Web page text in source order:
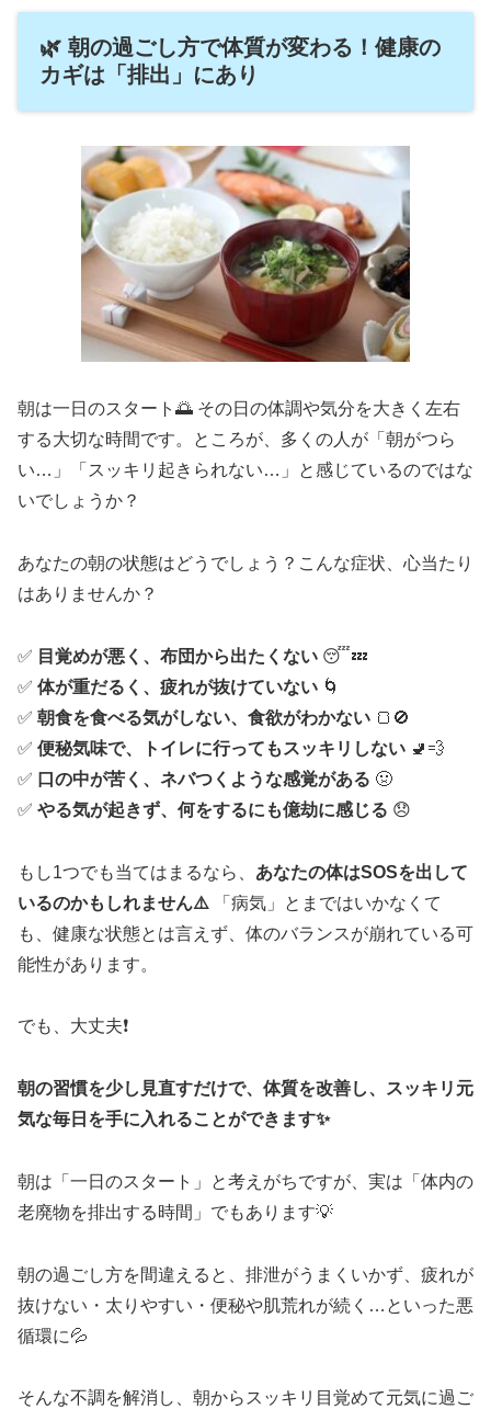
🌿 朝の過ごし方で体質が変わる！健康の
カギは「排出」にあり
朝は一日のスタート🌅 その日の体調や気分を大きく左右
する大切な時間です。ところが、多くの人が「朝がつら
い…」「スッキリ起きられない…」と感じているのではな
いでしょうか？
あなたの朝の状態はどうでしょう？こんな症状、心当たり
はありませんか？
✅ 目覚めが悪く、布団から出たくない 😴💤
✅ 体が重だるく、疲れが抜けていない 🌀
✅ 朝食を食べる気がしない、食欲がわかない 🍞🚫
✅ 便秘気味で、トイレに行ってもスッキリしない 🚽💨
✅ 口の中が苦く、ネバつくような感覚がある 🤢
✅ やる気が起きず、何をするにも億劫に感じる 😞
もし1つでも当てはまるなら、 あなたの体はSOSを出して
いるのかもしれません⚠️ 「病気」とまではいかなくて
も、健康な状態とは言えず、体のバランスが崩れている可
能性があります。
でも、大丈夫❗
朝の習慣を少し見直すだけで、体質を改善し、スッキリ元
気な毎日を手に入れることができます✨
朝は「一日のスタート」と考えがちですが、実は「体内の
老廃物を排出する時間」でもあります💡
朝の過ごし方を間違えると、排泄がうまくいかず、疲れが
抜けない・太りやすい・便秘や肌荒れが続く…といった悪
循環に💦
そんな不調を解消し、朝からスッキリ目覚めて元気に過ご